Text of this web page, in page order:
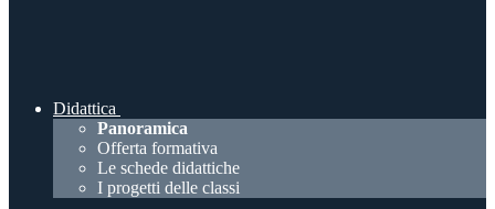
Didattica
Panoramica
Offerta formativa
Le schede didattiche
I progetti delle classi